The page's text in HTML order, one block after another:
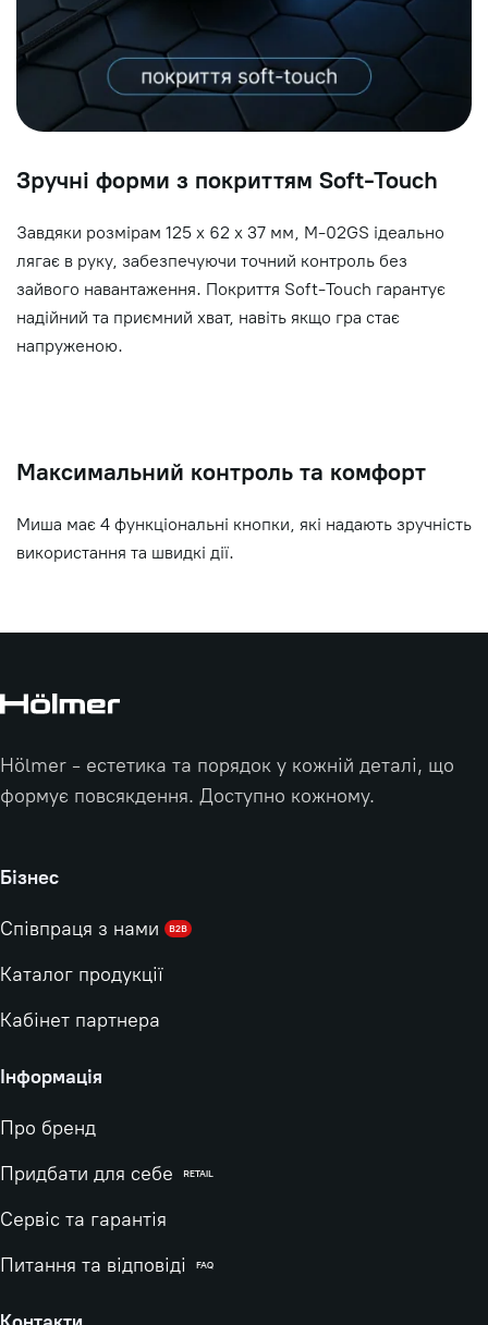
Зручні форми з покриттям Soft-Touch
Завдяки розмірам 125 х 62 х 37 мм, M-02GS ідеально
лягає в руку, забезпечуючи точний контроль без
зайвого навантаження. Покриття Soft-Touch гарантує
надійний та приємний хват, навіть якщо гра стає
напруженою.
Максимальний контроль та комфорт
Миша має 4 функціональні кнопки, які надають зручність
використання та швидкі дії.
Hölmer - естетика та порядок у кожній деталі, що
формує повсякдення. Доступно кожному.
Бізнес
Співпраця з нами B2B
Каталог продукції
Кабінет партнера
Інформація
Про бренд
Придбати для себе
RETAIL
Сервіс та гарантія
Питання та відповіді
FAQ